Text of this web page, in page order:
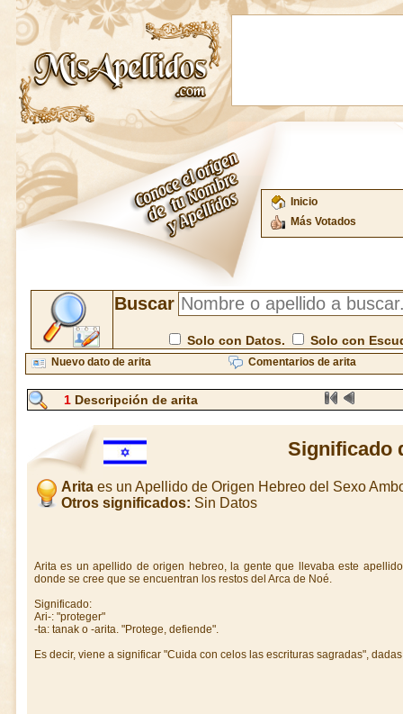
Inicio
Más Votados
Buscar
Solo con Datos. Solo con
Nuevo dato de arita Comentarios de arita
1Descripción de arita
Significado
Arita es un Apellido de Origen Hebreo del Sexo
Otros significados: Sin Datos
Arita es un apellido de origen hebreo, la gente que llevaba este
donde se cree que se encuentran los restos del Arca de Noé.
Significado:
Ari-: "proteger"
-ta: tanak o -arita. "Protege, defiende".
Es decir, viene a significar "Cuida con celos las escrituras sagradas",